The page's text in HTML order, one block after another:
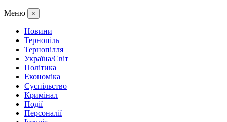
Меню ×
Новини
Тернопіль
Тернопілля
Україна/Світ
Політика
Економіка
Суспільство
Кримінал
Події
Персоналії